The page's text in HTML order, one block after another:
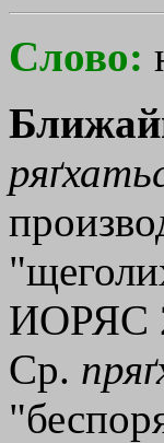
Слово:
ИОРЯС
Ср.